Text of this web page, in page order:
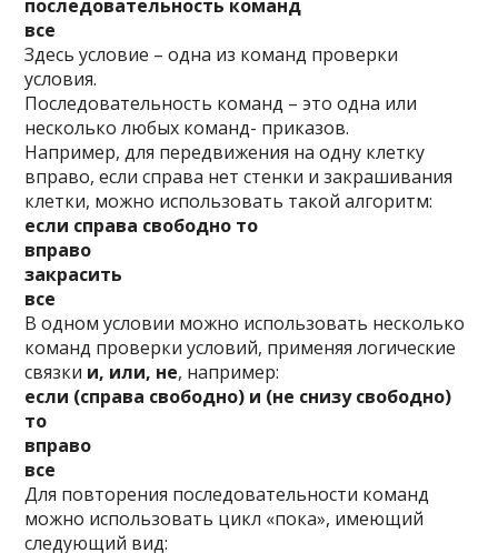
последовательность команд
все
Здесь условие – одна из команд проверки
условия.
Последовательность команд – это одна или
несколько любых команд- приказов.
Например, для передвижения на одну клетку
вправо, если справа нет стенки и закрашивания
клетки, можно использовать такой алгоритм:
если справа свободно то
вправо
закрасить
все
В одном условии можно использовать несколько
команд проверки условий, применяя логические
связки и, или, не, например:
если (справа свободно) и (не снизу свободно)
то
вправо
все
Для повторения последовательности команд
можно использовать цикл «пока», имеющий
следующий вид: